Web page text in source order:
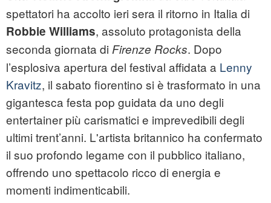
spettatori ha accolto ieri sera il ritorno in Italia di
Robbie Williams, assoluto protagonista della
seconda giornata di Firenze Rocks. Dopo
l’esplosiva apertura del festival affidata a Lenny
Kravitz, il sabato fiorentino si è trasformato in una
gigantesca festa pop guidata da uno degli
entertainer più carismatici e imprevedibili degli
ultimi trent’anni. L'artista britannico ha confermato
il suo profondo legame con il pubblico italiano,
offrendo uno spettacolo ricco di energia e
momenti indimenticabili.